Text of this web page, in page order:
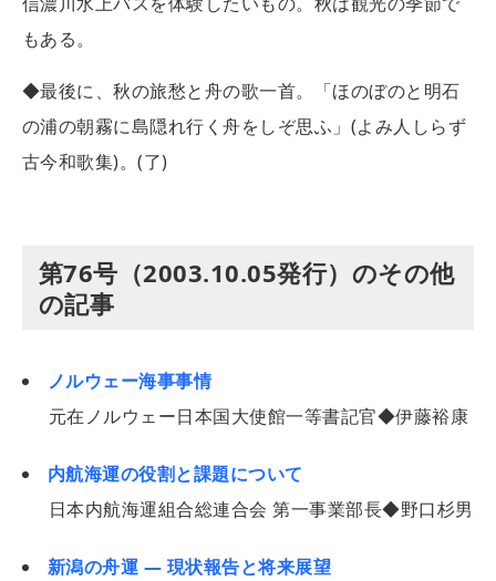
もある。
◆最後に、秋の旅愁と舟の歌一首。「ほのぼのと明石
の浦の朝霧に島隠れ行く舟をしぞ思ふ」(よみ人しらず
古今和歌集)。(了)
第76号（2003.10.05発行）のその他
の記事
ノルウェー海事事情
元在ノルウェー日本国大使館一等書記官◆伊藤裕康
内航海運の役割と課題について
日本内航海運組合総連合会 第一事業部長◆野口杉男
新潟の舟運 ― 現状報告と将来展望